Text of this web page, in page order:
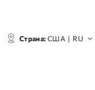
Страна: США | RU